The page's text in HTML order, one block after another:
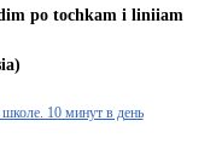
po tochkam i liniiam
10 минут в день